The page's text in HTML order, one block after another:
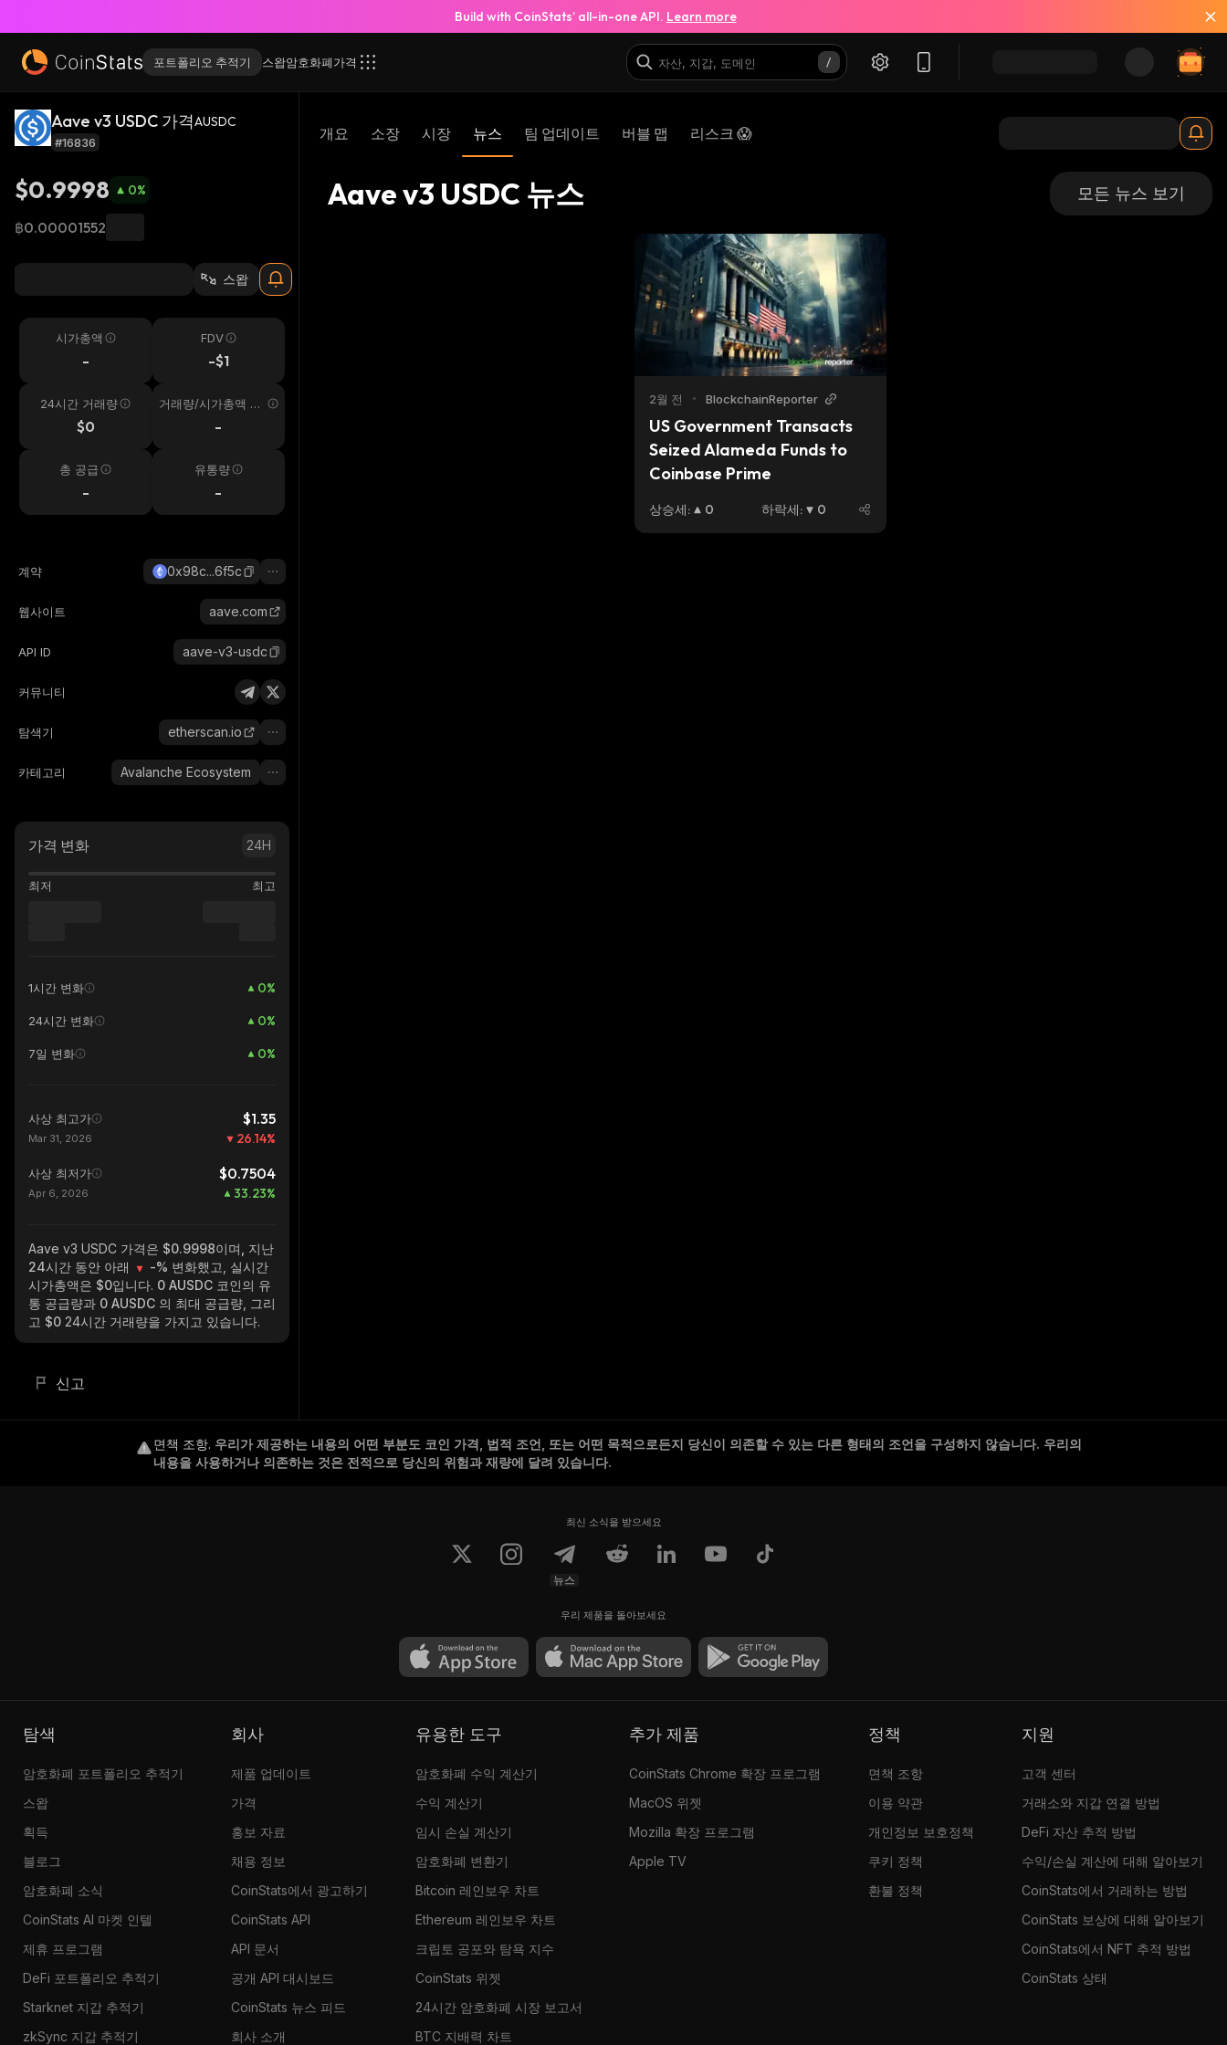
Build with CoinStats’ all-in-one API. Learn more
포트폴리오 추적기 스왑암호화폐가격
Aave v3 USDC 가격AUSDC
#16836
$0.9998 0%
฿0.00001552
스왑
시가총액
-
FDV
-$1
24시간 거래량
$0
거래량/시가총액 24
-
총 공급
-
유통량
-
계약 0x98c...6f5c
웹사이트 aave.com
API ID aave-v3-usdc
커뮤니티
탐색기 etherscan.io
카테고리 Avalanche Ecosystem
가격 변화 24H
최저 최고
1시간 변화 0%
24시간 변화 0%
7일 변화 0%
사상 최고가 $1.35
Mar 31, 2026 26.14%
사상 최저가 $0.7504
Apr 6, 2026 33.23%
Aave v3 USDC 가격은 $0.9998이며, 지난
24시간 동안 아래
-% 변화했고, 실시간
시가총액은 $0입니다. 0 AUSDC 코인의 유
통 공급량과 0 AUSDC 의 최대 공급량, 그리
고 $0 24시간 거래량을 가지고 있습니다.
신고
개요 소장 시장 뉴스 팀 업데이트 버블 맵 리스크 😱
Aave v3 USDC 뉴스 모든 뉴스 보기
2월 전 • BlockchainReporter
US Government Transacts
Seized Alameda Funds to
Coinbase Prime
상승세: 0 하락세: 0
면책 조항. 우리가 제공하는 내용의 어떤 부분도 코인 가격, 법적 조언, 또는 어떤 목적으로든지 당신이 의존할 수 있는 다른 형태의 조언을 구성하지 않습니다. 우리의
내용을 사용하거나 의존하는 것은 전적으로 당신의 위험과 재량에 달려 있습니다.
최신 소식을 받으세요
뉴스
우리 제품을 돌아보세요
탐색
암호화폐 포트폴리오 추적기
스왑
획득
블로그
암호화폐 소식
CoinStats AI 마켓 인텔
제휴 프로그램
DeFi 포트폴리오 추적기
Starknet 지갑 추적기
zkSync 지갑 추적기
회사
제품 업데이트
가격
홍보 자료
채용 정보
CoinStats에서 광고하기
CoinStats API
API 문서
공개 API 대시보드
CoinStats 뉴스 피드
회사 소개
유용한 도구
암호화폐 수익 계산기
수익 계산기
임시 손실 계산기
암호화폐 변환기
Bitcoin 레인보우 차트
Ethereum 레인보우 차트
크립토 공포와 탐욕 지수
CoinStats 위젯
24시간 암호화폐 시장 보고서
BTC 지배력 차트
추가 제품
CoinStats Chrome 확장 프로그램
MacOS 위젯
Mozilla 확장 프로그램
Apple TV
정책
면책 조항
이용 약관
개인정보 보호정책
쿠키 정책
환불 정책
지원
고객 센터
거래소와 지갑 연결 방법
DeFi 자산 추적 방법
수익/손실 계산에 대해 알아보기
CoinStats에서 거래하는 방법
CoinStats 보상에 대해 알아보기
CoinStats에서 NFT 추적 방법
CoinStats 상태